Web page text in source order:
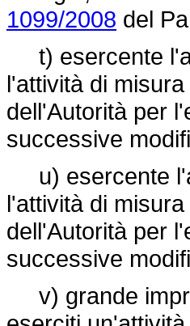
1099/2008 del
t) esercente
l'attività di
dell'Autorità per
successive
u) esercente
l'attività di
dell'Autorità per
successive
v) grande